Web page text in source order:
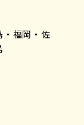
福岡・佐